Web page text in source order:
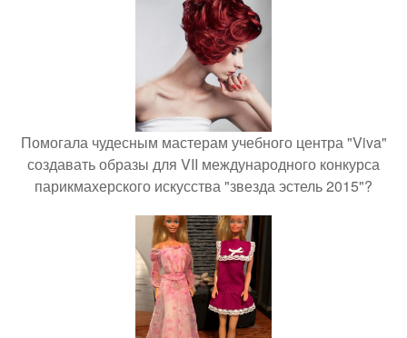
Помогала чудесным мастерам учебного центра "Viva"
создавать образы для VII международного конкурса
парикмахерского искусства "звезда эстель 2015"?